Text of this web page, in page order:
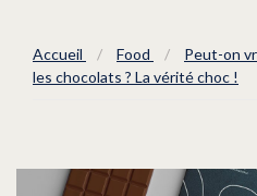
Accueil / Food /
Peut-on
les chocolats ? La vérité choc !